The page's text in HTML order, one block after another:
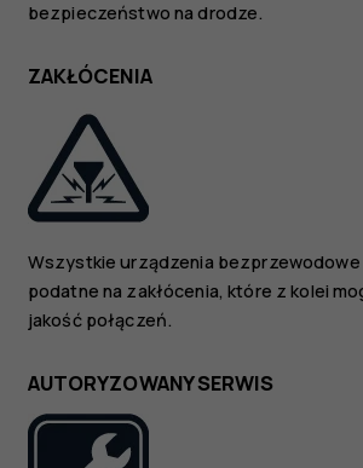
bezpieczeństwo na drodze.
ZAKŁÓCENIA
Wszystkie urządzenia bezprzewodowe
podatne na zakłócenia, które z kolei
jakość połączeń.
AUTORYZOWANY SERWIS